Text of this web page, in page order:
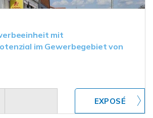
mit
im Gewerbegebiet von